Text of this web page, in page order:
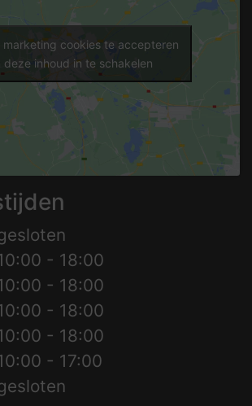
marketing cookies te accepteren
deze inhoud in te schakelen
- 18:00
- 18:00
- 18:00
- 18:00
- 17:00